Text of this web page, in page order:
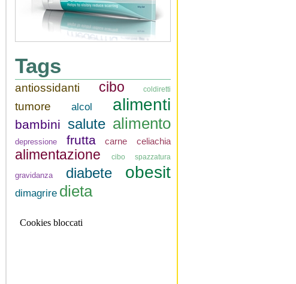
Tags
antiossidanti cibo coldiretti
tumore alcol alimenti
bambini salute alimento
depressione frutta carne celiachia
alimentazione cibo spazzatura
gravidanza diabete obesit
dimagrire dieta